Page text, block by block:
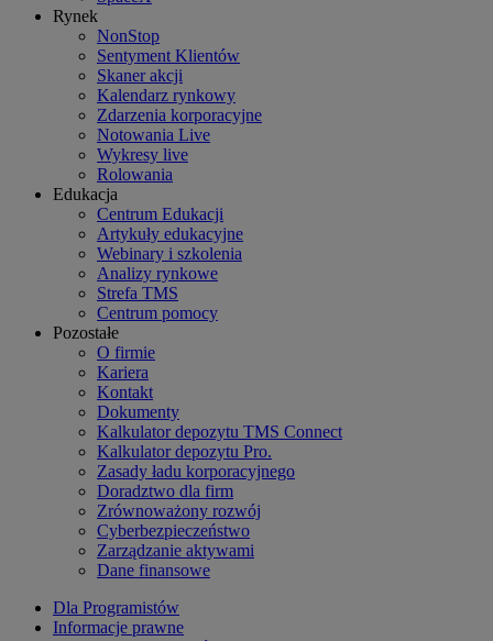
Rynek
NonStop
Sentyment Klientów
Skaner akcji
Kalendarz rynkowy
Zdarzenia korporacyjne
Notowania Live
Wykresy live
Rolowania
Edukacja
Centrum Edukacji
Artykuły edukacyjne
Webinary i szkolenia
Analizy rynkowe
Strefa TMS
Centrum pomocy
Pozostałe
O firmie
Kariera
Kontakt
Dokumenty
Kalkulator depozytu TMS Connect
Kalkulator depozytu Pro.
Zasady ładu korporacyjnego
Doradztwo dla firm
Zrównoważony rozwój
Cyberbezpieczeństwo
Zarządzanie aktywami
Dane finansowe
Dla Programistów
Informacje prawne